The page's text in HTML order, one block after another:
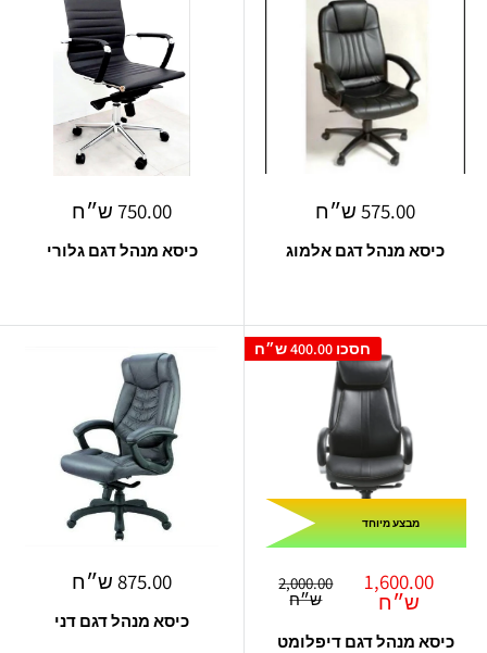
מחיר
575.00 ש״ח
כיסא מנהל דגם אלמוג
מחיר
750.00 ש״ח
כיסא מנהל דגם גלורי
חסכו 400.00 ש״ח
מבצע מיוחד
מחיר
מבצע
1,600.00
ש״ח
מחיר
רגיל
2,000.00
ש״ח
כיסא מנהל דגם דיפלומט
מחיר
875.00 ש״ח
כיסא מנהל דגם דני